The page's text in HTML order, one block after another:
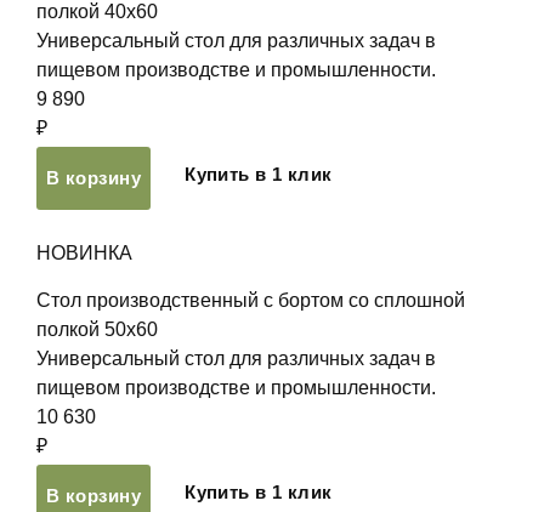
полкой 40х60
Универсальный стол для различных задач в
пищевом производстве и промышленности.
9 890
₽
В корзину Купить в 1 клик
НОВИНКА
Стол производственный с бортом со сплошной
полкой 50х60
Универсальный стол для различных задач в
пищевом производстве и промышленности.
10 630
₽
В корзину Купить в 1 клик